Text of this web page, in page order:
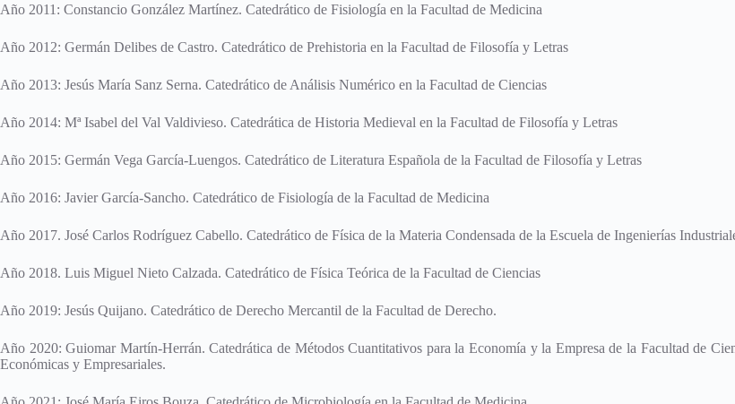
Año 2011: Constancio González Martínez. Catedrático de Fisiología en la Facultad de Medicina
Año 2012: Germán Delibes de Castro. Catedrático de Prehistoria en la Facultad de Filosofía y Letras
Año 2013: Jesús María Sanz Serna. Catedrático de Análisis Numérico en la Facultad de Ciencias
Año 2014: Mª Isabel del Val Valdivieso. Catedrática de Historia Medieval en la Facultad de Filosofía y Letras
Año 2015: Germán Vega García-Luengos. Catedrático de Literatura Española de la Facultad de Filosofía y Letras
Año 2016: Javier García-Sancho. Catedrático de Fisiología de la Facultad de Medicina
Año 2017. José Carlos Rodríguez Cabello. Catedrático de Física de la Materia Condensada de la Escuela de Ingenierías
Año 2018. Luis Miguel Nieto Calzada. Catedrático de Física Teórica de la Facultad de Ciencias
Año 2019: Jesús Quijano. Catedrático de Derecho Mercantil de la Facultad de Derecho.
Año 2020: Guiomar Martín-Herrán. Catedrática de Métodos Cuantitativos para la Economía y la Empresa de la Facultad de
Económicas y Empresariales.